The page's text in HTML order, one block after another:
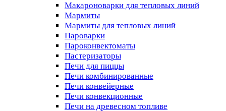
Макароноварки для тепловых линий
Мармиты
Мармиты для тепловых линий
Пароварки
Пароконвектоматы
Пастеризаторы
Печи для пиццы
Печи комбинированные
Печи конвейерные
Печи конвекционные
Печи на древесном топливе